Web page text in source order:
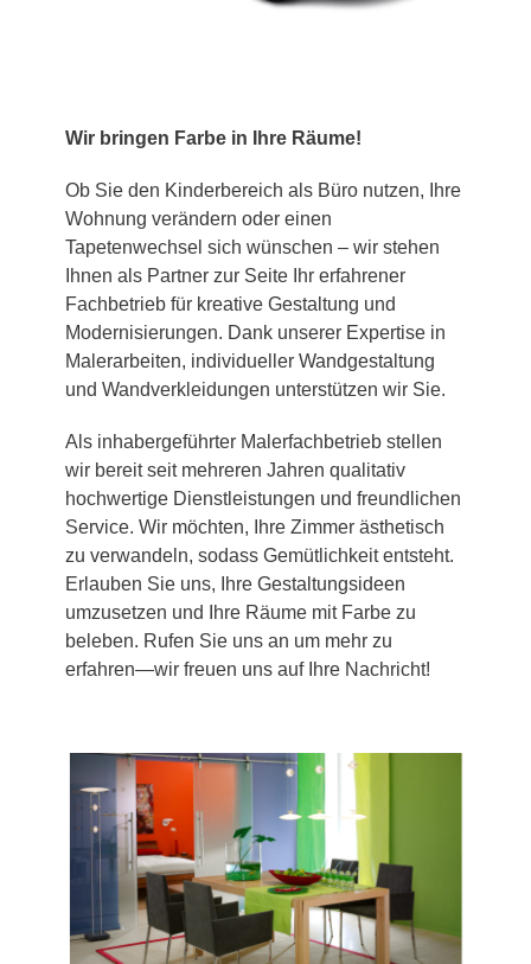
Wir bringen Farbe in Ihre Räume!
Ob Sie den Kinderbereich als Büro nutzen, Ihre
Wohnung verändern oder einen
Tapetenwechsel sich wünschen – wir stehen
Ihnen als Partner zur Seite Ihr erfahrener
Fachbetrieb für kreative Gestaltung und
Modernisierungen. Dank unserer Expertise in
Malerarbeiten, individueller Wandgestaltung
und Wandverkleidungen unterstützen wir Sie.
Als inhabergeführter Malerfachbetrieb stellen
wir bereit seit mehreren Jahren qualitativ
hochwertige Dienstleistungen und freundlichen
Service. Wir möchten, Ihre Zimmer ästhetisch
zu verwandeln, sodass Gemütlichkeit entsteht.
Erlauben Sie uns, Ihre Gestaltungsideen
umzusetzen und Ihre Räume mit Farbe zu
beleben. Rufen Sie uns an um mehr zu
erfahren—wir freuen uns auf Ihre Nachricht!